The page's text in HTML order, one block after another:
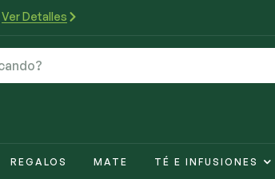
Ver Detalles
REGALOS MATE TÉ E INFUSIONES